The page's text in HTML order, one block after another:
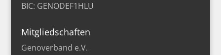
BIC: GENODEF1HLU
Mitgliedschaften
Genoverband e.V.